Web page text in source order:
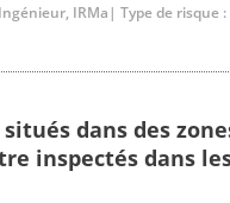
IRMa| Type de risque :
dans des
inspectés dans